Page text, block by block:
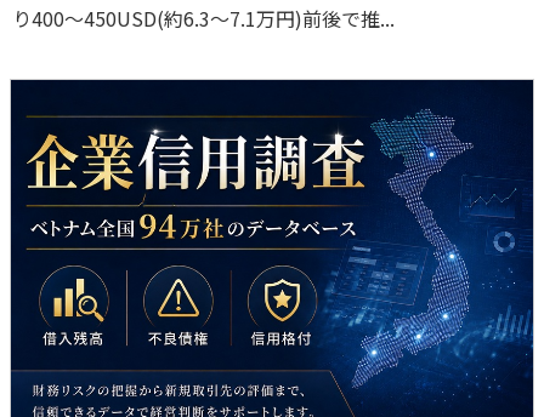
り400～450USD(約6.3～7.1万円)前後で推...